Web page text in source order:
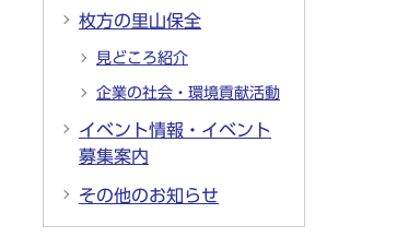
枚方の里山保全
見どころ紹介
企業の社会・環境貢献活動
イベント情報・イベント
募集案内
その他のお知らせ